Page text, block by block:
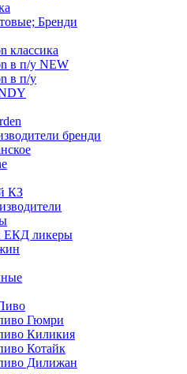
Бренди
классика
в п/у NEW
в п/у
бренди
КЗ
ЕКД ликеры
Гюмри
Киликия
Котайк
Дилижан